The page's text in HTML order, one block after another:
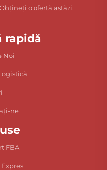
o ofertă astăzi.
rapidă
Noi
ne
FBA